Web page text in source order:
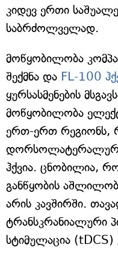
კიდევ ერთი
საბრძოლველად.
მოწყობილობა
შექმნა და FL-100
ყურსასმენების
მოწყობილობა
ერთ-ერთ რეგიონს,
ჰქვია. ცნობილია,
განწყობის
არის კავშირში.
ტრანსკრანიალური
სტიმულაცია (tDCS)